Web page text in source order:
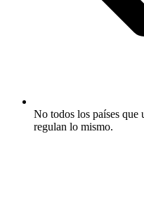
No todos los países que
regulan lo mismo.